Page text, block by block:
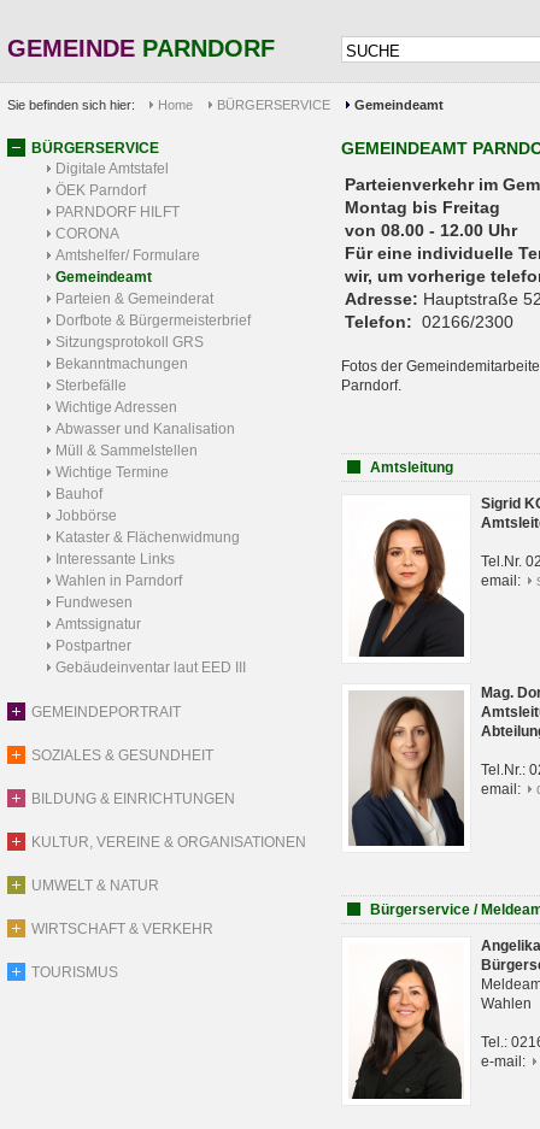
GEMEINDE PARNDORF
Sie befinden sich hier: Home BÜRGERSERVICE Gemeindeamt
BÜRGERSERVICE
Digitale Amtstafel
ÖEK Parndorf
PARNDORF HILFT
CORONA
Amtshelfer/ Formulare
Gemeindeamt
Parteien & Gemeinderat
Dorfbote & Bürgermeisterbrief
Sitzungsprotokoll GRS
Bekanntmachungen
Sterbefälle
Wichtige Adressen
Abwasser und Kanalisation
Müll & Sammelstellen
Wichtige Termine
Bauhof
Jobbörse
Kataster & Flächenwidmung
Interessante Links
Wahlen in Parndorf
Fundwesen
Amtssignatur
Postpartner
Gebäudeinventar laut EED III
GEMEINDEPORTRAIT
SOZIALES & GESUNDHEIT
BILDUNG & EINRICHTUNGEN
KULTUR, VEREINE & ORGANISATIONEN
UMWELT & NATUR
WIRTSCHAFT & VERKEHR
TOURISMUS
GEMEINDEAMT
Parteienverkehr
Montag bis Freitag
von 08.00 - 12.00 Uhr
Für eine individuelle
wir, um vorherige
Adresse: Hauptstraße
Telefon: 02166/2300
Fotos der
Parndorf.
Amtsleitung
Sigrid
Tel.Nr.
email:
Mag.
Tel.Nr.:
email:
Bürgerservice /
Wahlen
Tel.:
e-mail: